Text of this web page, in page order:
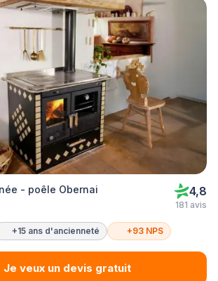
- poêle Obernai 4,8
181 avis
+15 ans d'ancienneté +93 NPS
Je veux un devis gratuit